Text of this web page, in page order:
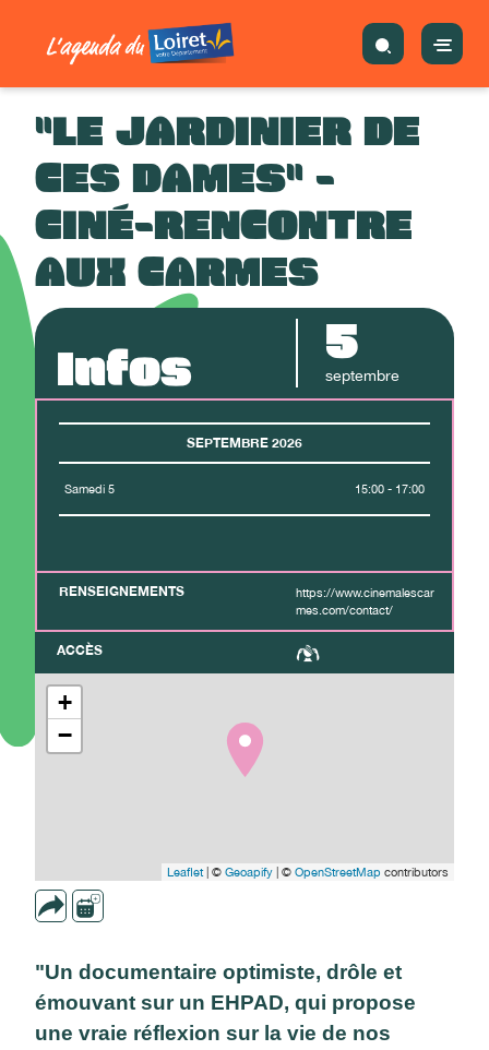
"LE JARDINIER DE
CES DAMES" -
CINÉ-RENCONTRE
AUX CARMES
Infos 5
septembre
SEPTEMBRE 2026
Samedi 5 15:00 - 17:00
RENSEIGNEMENTS
https://www.cinemalescar
mes.com/contact/
ACCÈS
+
−
Leaflet| © Geoapify | © OpenStreetMap contributors
"Un documentaire optimiste, drôle et
émouvant sur un EHPAD, qui propose
une vraie réflexion sur la vie de nos